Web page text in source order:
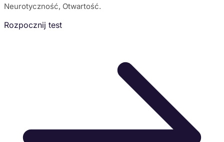
Neurotyczność, Otwartość.
Rozpocznij test